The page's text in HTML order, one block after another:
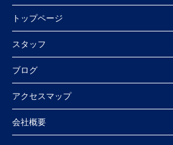
トップページ
スタッフ
ブログ
アクセスマップ
会社概要